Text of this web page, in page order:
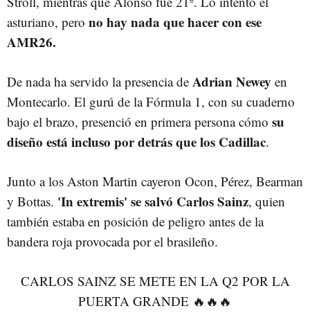
asturiano, pero no hay nada que hacer con ese
AMR26.
De nada ha servido la presencia de Adrian Newey en
Montecarlo. El gurú de la Fórmula 1, con su cuaderno
bajo el brazo, presenció en primera persona cómo su
diseño está incluso por detrás que los Cadillac.
Junto a los Aston Martin cayeron Ocon, Pérez, Bearman
y Bottas. 'In extremis' se salvó Carlos Sainz, quien
también estaba en posición de peligro antes de la
bandera roja provocada por el brasileño.
CARLOS SAINZ SE METE EN LA Q2 POR LA
PUERTA GRANDE 🔥🔥🔥